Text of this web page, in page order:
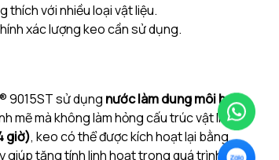
thích với nhiều loại vật liệu.
xác lượng keo cần sử dụng.
9015ST sử dụng nước làm dung môi bay
mẽ mà không làm hỏng cấu trúc vật liệu.
giờ), keo có thể được kích hoạt lại bằng
giúp tăng tính linh hoạt trong quá trình